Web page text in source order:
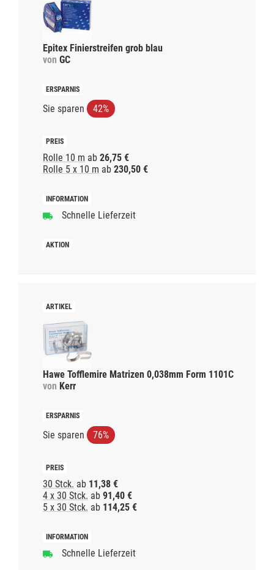
Epitex Finierstreifen grob blau
von GC
Sie sparen 42%
Rolle 10 m ab 26,75 €
Rolle 5 x 10 m ab 230,50 €
Schnelle Lieferzeit
Hawe Tofflemire Matrizen 0,038mm Form 1101C
von Kerr
Sie sparen 76%
30 Stck. ab 11,38 €
4 x 30 Stck. ab 91,40 €
5 x 30 Stck. ab 114,25 €
Schnelle Lieferzeit